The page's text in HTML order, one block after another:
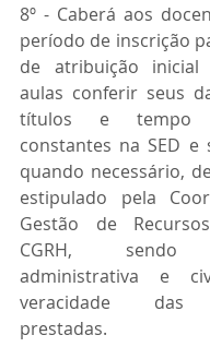
8º - Caberá aos
período de inscrição
de atribuição
aulas conferir seus
títulos e tempo
constantes na SED e
quando necessário,
estipulado pela
Gestão de
CGRH, sendo
administrativa e
veracidade das
prestadas.